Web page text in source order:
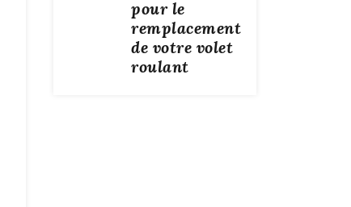
pour le
remplacement
de votre volet
roulant